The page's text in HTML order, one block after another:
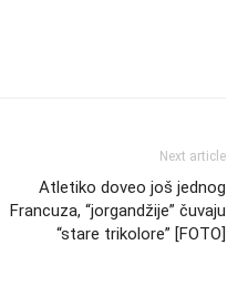
Next article
Atletiko doveo još jednog
Francuza, “jorgandžije” čuvaju
“stare trikolore” [FOTO]